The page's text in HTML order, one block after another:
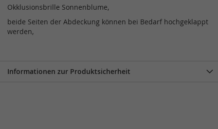
Okklusionsbrille Sonnenblume,
beide Seiten der Abdeckung können bei Bedarf hochgeklappt
werden,
Informationen zur Produktsicherheit